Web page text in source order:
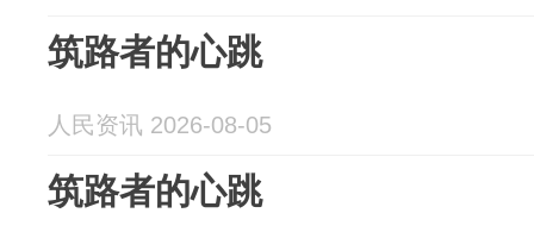
筑路者的心跳
人民资讯 2026-08-05
筑路者的心跳